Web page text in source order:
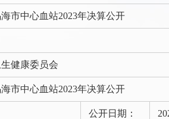
市中心血站2023年决算公开
健康委员会
市中心血站2023年决算公开
公开日期：